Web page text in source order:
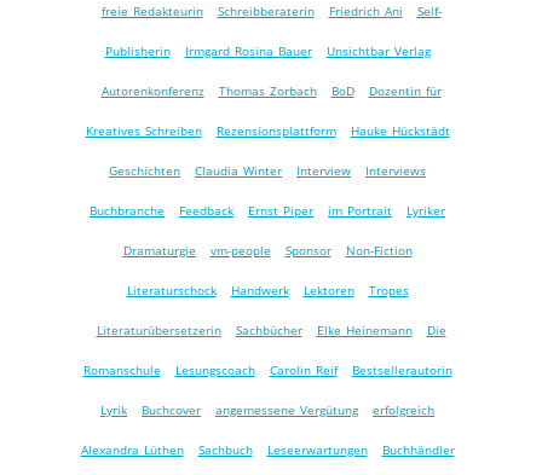
freie Redakteurin Schreibberaterin Friedrich Ani Self-
Publisherin Irmgard Rosina Bauer Unsichtbar Verlag
Autorenkonferenz Thomas Zorbach BoD Dozentin für
Kreatives Schreiben Rezensionsplattform Hauke Hückstädt
Geschichten Claudia Winter Interview Interviews
Buchbranche Feedback Ernst Piper im Portrait Lyriker
Dramaturgie vm-people Sponsor Non-Fiction
Literaturschock Handwerk Lektoren Tropes
Literaturübersetzerin Sachbücher Elke Heinemann Die
Romanschule Lesungscoach Carolin Reif Bestsellerautorin
Lyrik Buchcover angemessene Vergütung erfolgreich
Alexandra Lüthen Sachbuch Leseerwartungen Buchhändler